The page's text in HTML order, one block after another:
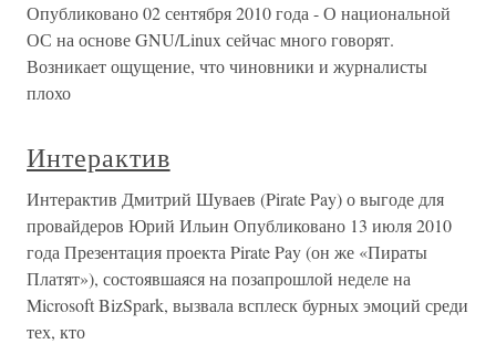
Опубликовано 02 сентября 2010 года - О национальной
ОС на основе GNU/Linux сейчас много говорят.
Возникает ощущение, что чиновники и журналисты
плохо
Интерактив
Интерактив Дмитрий Шуваев (Pirate Pay) о выгоде для
провайдеров Юрий Ильин Опубликовано 13 июля 2010
года Презентация проекта Pirate Pay (он же «Пираты
Платят»), состоявшаяся на позапрошлой неделе на
Microsoft BizSpark, вызвала всплеск бурных эмоций среди
тех, кто